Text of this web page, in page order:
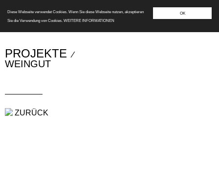
OK
Diese Webseite verwendet Cookies. Wenn Sie diese Webseite nutzen, akzeptieren
Sie die Verwendung von Cookies. WEITERE INFORMATIONEN
PROJEKTE ⁄
WEINGUT
ZURÜCK